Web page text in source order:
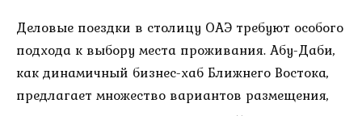
Деловые поездки в столицу ОАЭ требуют особого
подхода к выбору места проживания. Абу-Даби,
как динамичный бизнес-хаб Ближнего Востока,
предлагает множество вариантов размещения,